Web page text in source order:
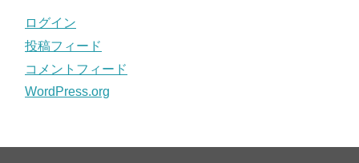
ログイン
投稿フィード
コメントフィード
WordPress.org